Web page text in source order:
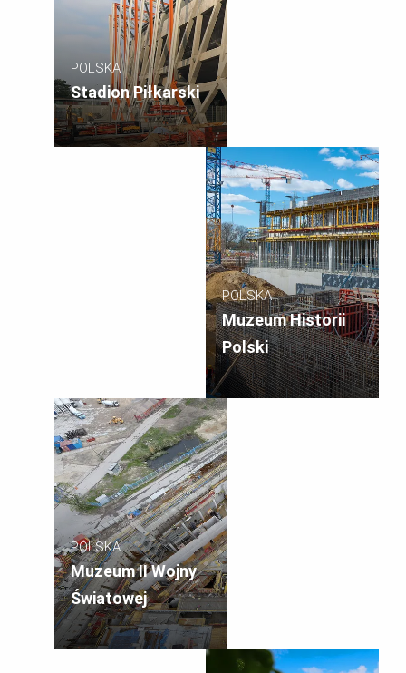
POLSKA
Stadion Piłkarski
POLSKA
Muzeum Historii
Polski
POLSKA
Muzeum II Wojny
Światowej